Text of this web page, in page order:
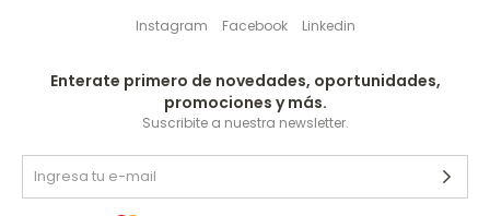
Instagram Facebook Linkedin
Enterate primero de novedades, oportunidades,
promociones y más.
Suscribite a nuestra newsletter.